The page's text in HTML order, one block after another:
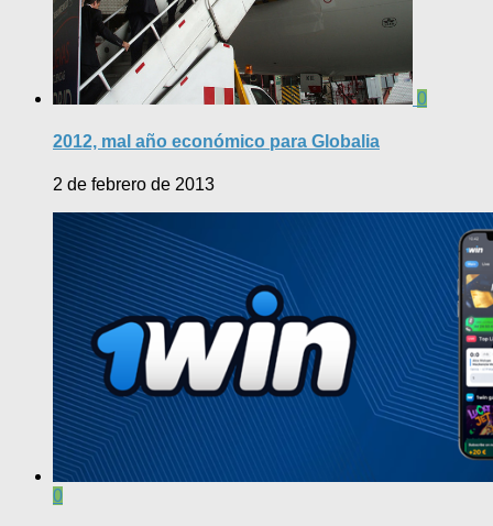
0
2012, mal año económico para Globalia
2 de febrero de 2013
0